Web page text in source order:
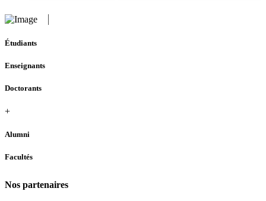
Étudiants
Enseignants
Doctorants
+
Alumni
Facultés
Nos partenaires